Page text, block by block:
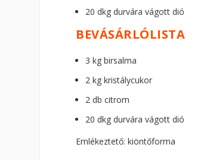
20 dkg durvára vágott dió
BEVÁSÁRLÓLISTA
3 kg birsalma
2 kg kristálycukor
2 db citrom
20 dkg durvára vágott dió
Emlékeztető: kiöntőforma